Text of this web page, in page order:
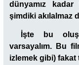
dünyamız
şimdiki akılalmaz
İşte bu
varsayalım. Bu
izlemek gibi) fakat